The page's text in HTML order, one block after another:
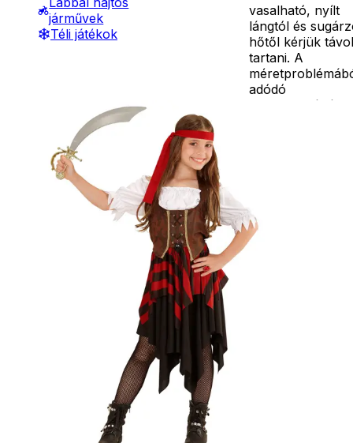
járművek
Téli játékok
Egyéb
vasalható, nyílt
lángtól és
hőtől kérjük távol
tartani. A
adódó
jelmezcserénél a
tudjuk átvállalni.
Tájékoztatjuk
kedves